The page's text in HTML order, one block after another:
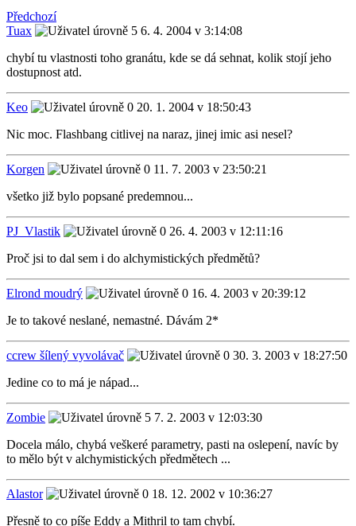
Předchozí
Tuax
6. 4. 2004 v 3:14:08
chybí tu vlastnosti toho granátu, kde se dá sehnat, kolik stojí jeho
dostupnost atd.
Keo
20. 1. 2004 v 18:50:43
Nic moc. Flashbang citlivej na naraz, jinej imic asi nesel?
Korgen
11. 7. 2003 v 23:50:21
všetko již bylo popsané predemnou...
PJ_Vlastik
26. 4. 2003 v 12:11:16
Proč jsi to dal sem i do alchymistických předmětů?
Elrond moudrý
16. 4. 2003 v 20:39:12
Je to takové neslané, nemastné. Dávám 2*
ccrew šílený vyvolávač
30. 3. 2003 v 18:27:50
Jedine co to má je nápad...
Zombie
7. 2. 2003 v 12:03:30
Docela málo, chybá veškeré parametry, pasti na oslepení, navíc by
to mělo být v alchymistických předmětech ...
Alastor
18. 12. 2002 v 10:36:27
Přesně to co píše Eddy a Mithril to tam chybí.